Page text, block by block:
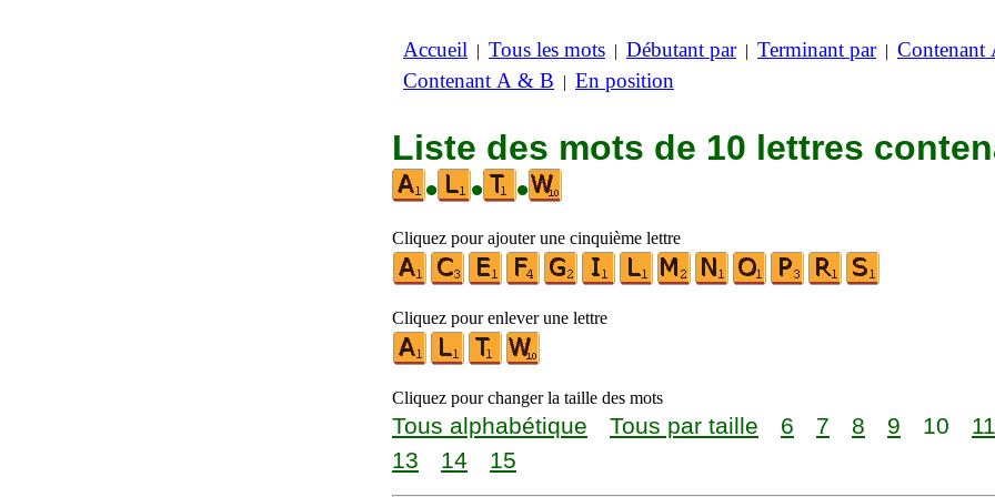
Accueil | Tous les mots | Débutant par| Terminant par| Contenant
Contenant A & B | En position
Liste des mots de 10 lettres
•
• •
Cliquez pour ajouter une cinquième lettre
Cliquez pour enlever une lettre
Cliquez pour changer la taille des mots
Tous alphabétique Tous par taille 6 7 8 9 10 11
13
14 15